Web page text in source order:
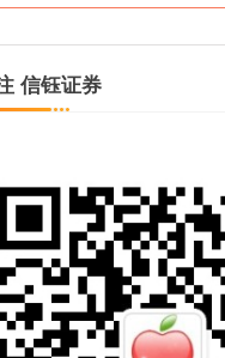
信钰证券